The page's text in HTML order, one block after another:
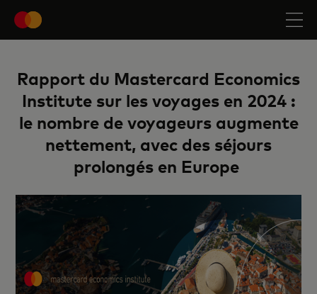
Rapport du Mastercard Economics
Institute sur les voyages en 2024 :
le nombre de voyageurs augmente
nettement, avec des séjours
prolongés en Europe